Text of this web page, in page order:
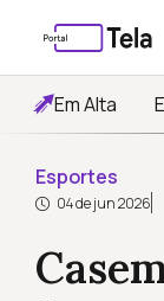
Em Alta
Esportes
04 de jun 2026